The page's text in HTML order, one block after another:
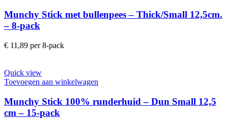
Munchy Stick met bullenpees – Thick/Small 12,5cm.
– 8-pack
€ 11,89 per 8-pack
Quick view
Toevoegen aan winkelwagen
Munchy Stick 100% runderhuid – Dun Small 12,5
cm – 15-pack